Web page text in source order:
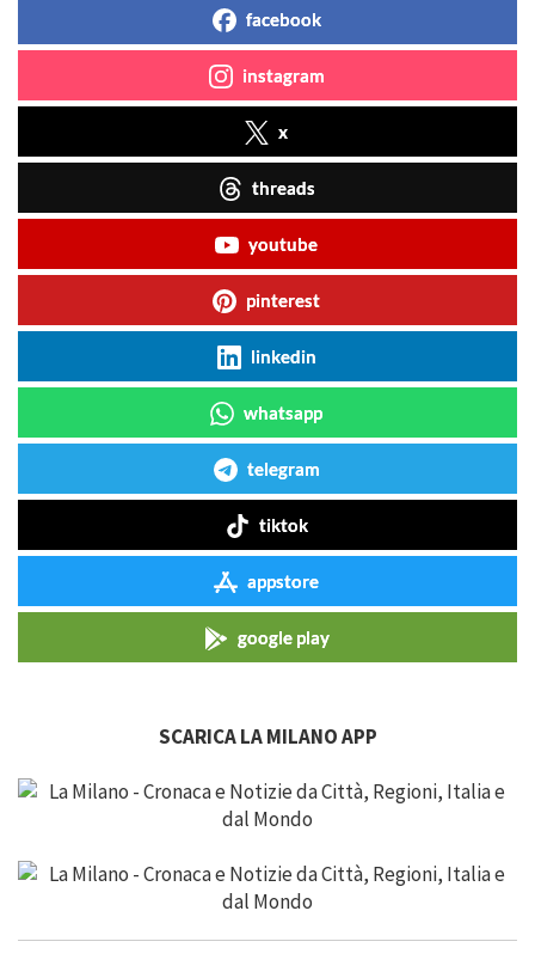
facebook
instagram
x
threads
youtube
pinterest
linkedin
whatsapp
telegram
tiktok
appstore
google play
SCARICA LA MILANO APP